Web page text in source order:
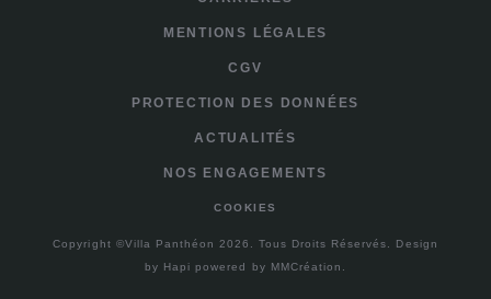
MENTIONS LÉGALES
CGV
PROTECTION DES DONNÉES
ACTUALITÉS
NOS ENGAGEMENTS
COOKIES
Copyright ©Villa Panthéon 2026. Tous Droits Réservés. Design
by Hapi powered by MMCréation